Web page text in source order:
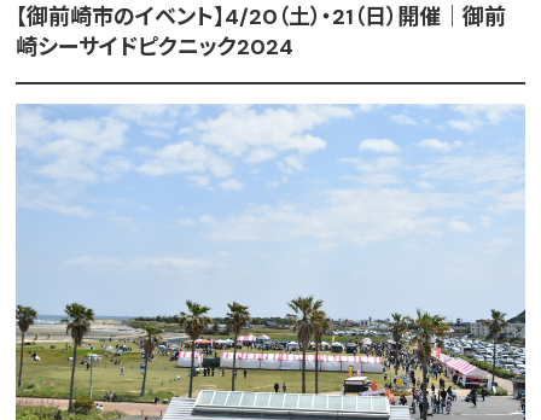
【御前崎市のイベント】4/20（土）・21（日）開催｜御前
崎シーサイドピクニック2024